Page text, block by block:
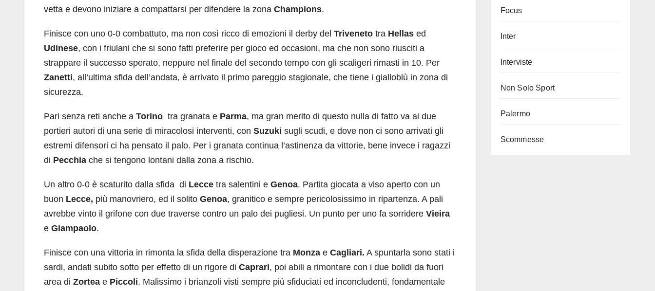
vetta e devono iniziare a compattarsi per difendere la zona Champions.
Finisce con uno 0-0 combattuto, ma non così ricco di emozioni il derby del Triveneto tra Hellas ed
Udinese, con i friulani che si sono fatti preferire per gioco ed occasioni, ma che non sono riusciti a
strappare il successo sperato, neppure nel finale del secondo tempo con gli scaligeri rimasti in 10. Per
Zanetti, all’ultima sfida dell’andata, è arrivato il primo pareggio stagionale, che tiene i gialloblù in zona di
sicurezza.
Pari senza reti anche a Torino tra granata e Parma, ma gran merito di questo nulla di fatto va ai due
portieri autori di una serie di miracolosi interventi, con Suzuki sugli scudi, e dove non ci sono arrivati gli
estremi difensori ci ha pensato il palo. Per i granata continua l’astinenza da vittorie, bene invece i ragazzi
di Pecchia che si tengono lontani dalla zona a rischio.
Un altro 0-0 è scaturito dalla sfida di Lecce tra salentini e Genoa. Partita giocata a viso aperto con un
buon Lecce, più manovriero, ed il solito Genoa, granitico e sempre pericolosissimo in ripartenza. A pali
avrebbe vinto il grifone con due traverse contro un palo dei pugliesi. Un punto per uno fa sorridere Vieira
e Giampaolo.
Finisce con una vittoria in rimonta la sfida della disperazione tra Monza e Cagliari. A spuntarla sono stati i
sardi, andati subito sotto per effetto di un rigore di Caprari, poi abili a rimontare con i due bolidi da fuori
area di Zortea e Piccoli. Malissimo i brianzoli visti sempre più sfiduciati ed inconcludenti, fondamentale
Focus
Inter
Interviste
Non Solo Sport
Palermo
Scommesse